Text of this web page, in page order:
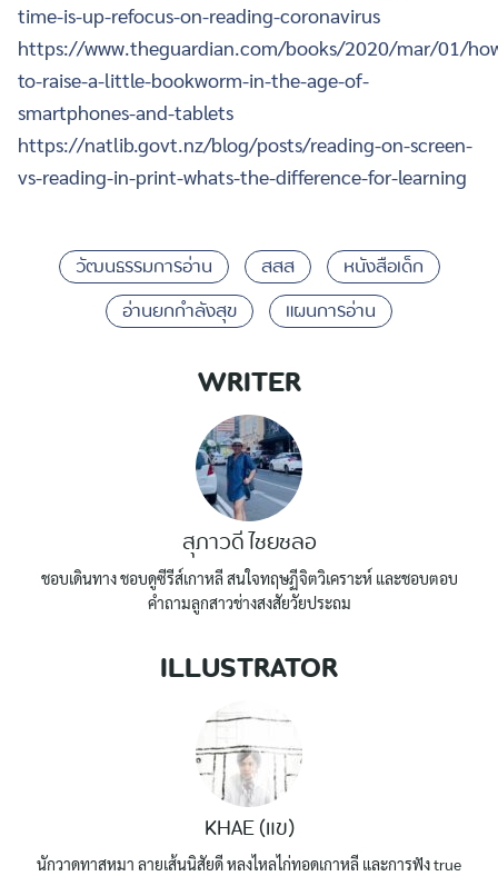
time-is-up-refocus-on-reading-coronavirus
https://www.theguardian.com/books/2020/mar/01/
to-raise-a-little-bookworm-in-the-age-of-
smartphones-and-tablets
https://natlib.govt.nz/blog/posts/reading-on-screen-
vs-reading-in-print-whats-the-difference-for-learning
วัฒนธรรมการอ่าน สสส
หนังสือเด็ก
อ่านยกกำลังสุข
แผนการอ่าน
WRITER
สุภาวดี ไชยชลอ
ชอบเดินทาง ชอบดูซีรีส์เกาหลี สนใจทฤษฏีจิตวิเคราะห์ และชอบตอบ
คำถามลูกสาวช่างสงสัยวัยประถม
ILLUSTRATOR
KHAE (แข)
นักวาดทาสหมา ลายเส้นนิสัยดี หลงไหลไก่ทอดเกาหลี และการฟัง true